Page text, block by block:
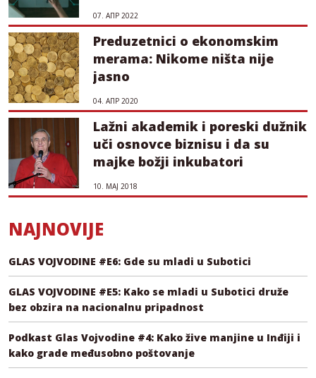
07. АПР 2022
Preduzetnici o ekonomskim
merama: Nikome ništa nije
jasno
04. АПР 2020
Lažni akademik i poreski dužnik
uči osnovce biznisu i da su
majke božji inkubatori
10. МАЈ 2018
NAJNOVIJE
GLAS VOJVODINE #E6: Gde su mladi u Subotici
GLAS VOJVODINE #E5: Kako se mladi u Subotici druže
bez obzira na nacionalnu pripadnost
Podkast Glas Vojvodine #4: Kako žive manjine u Inđiji i
kako grade međusobno poštovanje